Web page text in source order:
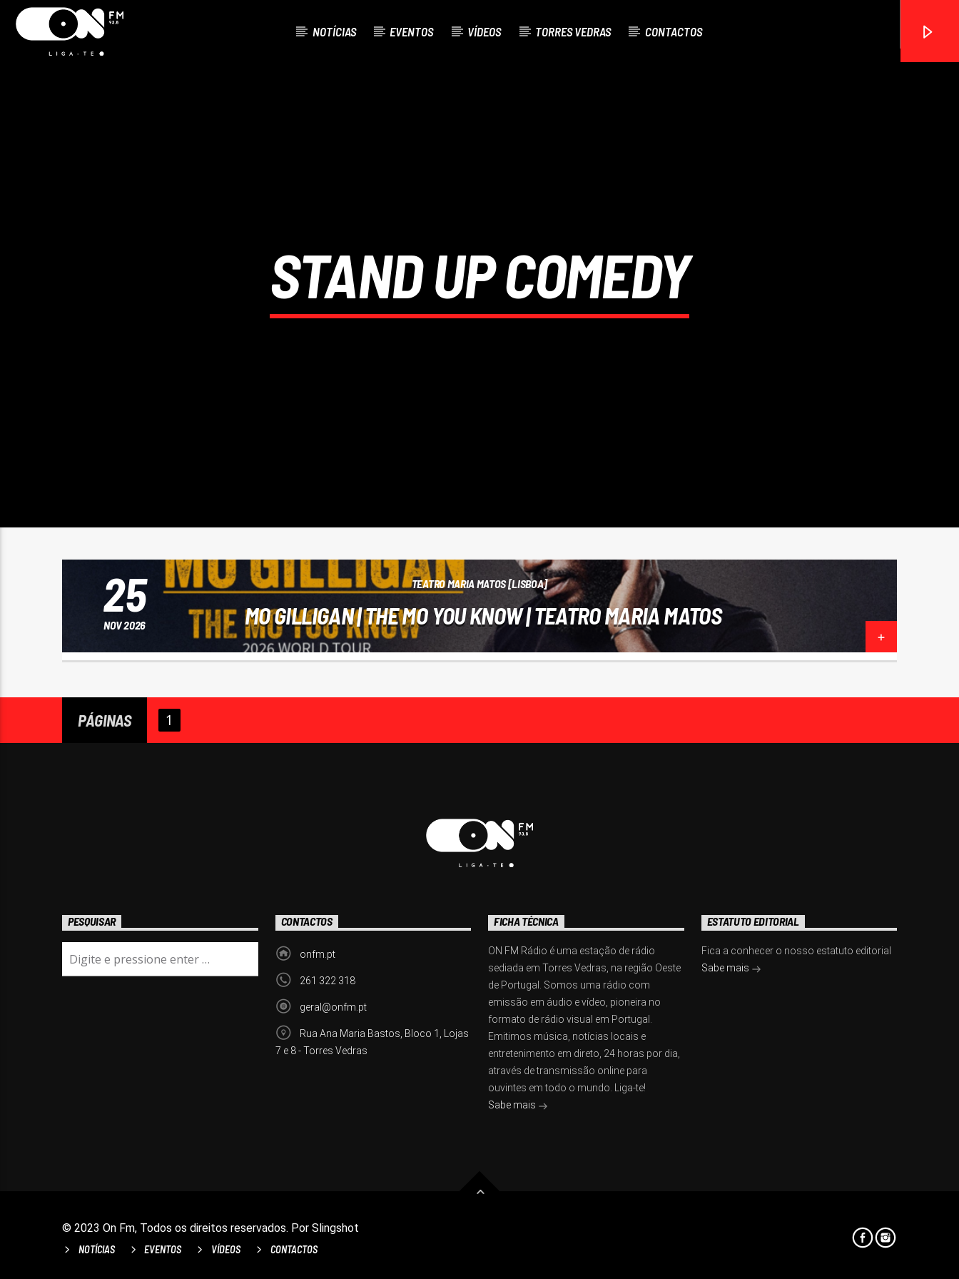
NOTÍCIAS EVENTOS VÍDEOS TORRES VEDRAS CONTACTOS
STAND UP COMEDY
25
NOV 2026
TEATRO MARIA MATOS [LISBOA]
MO GILLIGAN | THE MO YOU KNOW | TEATRO MARIA MATOS
PÁGINAS 1
PESQUISAR CONTACTOS
onfm.pt
261 322 318
geral@onfm.pt
Rua Ana Maria Bastos, Bloco 1, Lojas
7 e 8 - Torres Vedras
FICHA TÉCNICA
ON FM Rádio é uma estação de rádio
sediada em Torres Vedras, na região Oeste
de Portugal. Somos uma rádio com
emissão em áudio e vídeo, pioneira no
formato de rádio visual em Portugal.
Emitimos música, notícias locais e
entretenimento em direto, 24 horas por dia,
através de transmissão online para
ouvintes em todo o mundo. Liga-te!
Sabe mais
ESTATUTO EDITORIAL
Fica a conhecer o nosso estatuto editorial
Sabe mais
© 2023 On Fm, Todos os direitos reservados. Por Slingshot
NOTÍCIAS EVENTOS VÍDEOS CONTACTOS